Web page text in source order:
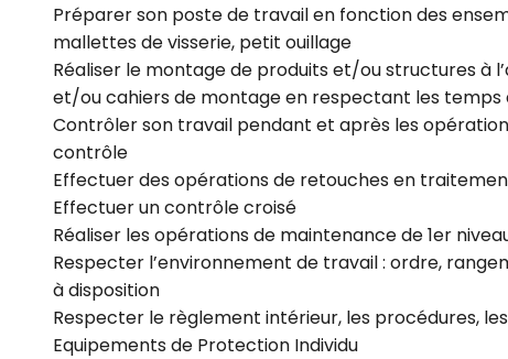
Préparer son poste de travail en fonction des
mallettes de visserie, petit ouillage
Réaliser le montage de produits et/ou structures à
et/ou cahiers de montage en respectant les temps
Contrôler son travail pendant et après les
contrôle
Effectuer des opérations de retouches en
Effectuer un contrôle croisé
Réaliser les opérations de maintenance de 1er
Respecter l’environnement de travail : ordre,
à disposition
Respecter le règlement intérieur, les procédures,
Equipements de Protection Individu